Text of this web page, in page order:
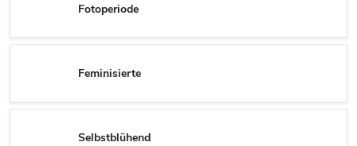
Fotoperiode
Feminisierte
Selbstblühend